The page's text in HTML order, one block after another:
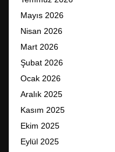
Mayıs 2026
Nisan 2026
Mart 2026
Şubat 2026
Ocak 2026
Aralık 2025
Kasım 2025
Ekim 2025
Eylül 2025